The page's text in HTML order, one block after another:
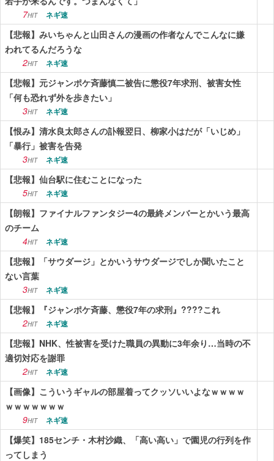
7HIT ネギ速
【悲報】みいちゃんと山田さんの漫画の作者なんでこんなに嫌
われてるんだろうな
2HIT ネギ速
【悲報】元ジャンポケ斉藤慎二被告に懲役7年求刑、被害女性
「何も恐れず外を歩きたい」
3HIT ネギ速
【恨み】清水良太郎さんの訃報翌日、柳家小はだが「いじめ」
「暴行」被害を告発
3HIT ネギ速
【悲報】仙台駅に住むことになった
5HIT ネギ速
【朗報】ファイナルファンタジー4の最終メンバーとかいう最高
のチーム
4HIT ネギ速
【悲報】「サウダージ」とかいうサウダージでしか聞いたこと
ない言葉
3HIT ネギ速
【悲報】『ジャンポケ斉藤、懲役7年の求刑』????これ
2HIT ネギ速
【悲報】NHK、性被害を受けた職員の異動に3年余り…当時の不
適切対応を謝罪
2HIT ネギ速
【画像】こういうギャルの部屋着ってクッソいいよなｗｗｗｗ
ｗｗｗｗｗｗｗ
9HIT ネギ速
【爆笑】185センチ・木村沙織、「高い高い」で園児の行列を作
ってしまう